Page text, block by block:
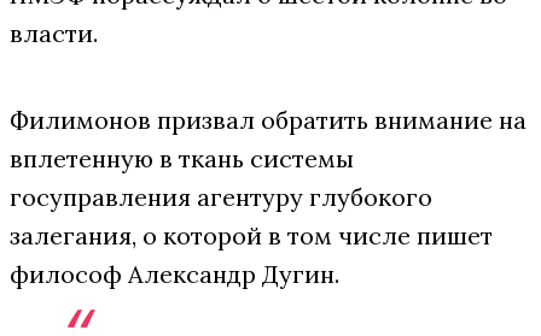
власти.
Филимонов призвал обратить внимание на
вплетенную в ткань системы
госуправления агентуру глубокого
залегания, о которой в том числе пишет
философ Александр Дугин.